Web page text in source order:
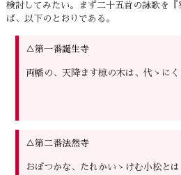
検討してみたい。まず二十五首の詠歌を
ば、以下のとおりである。
△第一番誕生寺
両幡の、天降ます椋の木は、代ゝに
△第二番法然寺
おぼつかな、たれかいゝけむ小松と